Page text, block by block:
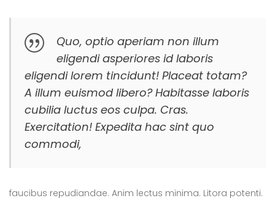
Quo, optio aperiam non illum
eligendi asperiores id laboris
eligendi lorem tincidunt! Placeat totam?
A illum euismod libero? Habitasse laboris
cubilia luctus eos culpa. Cras.
Exercitation! Expedita hac sint quo
commodi,
faucibus repudiandae. Anim lectus minima. Litora potenti.